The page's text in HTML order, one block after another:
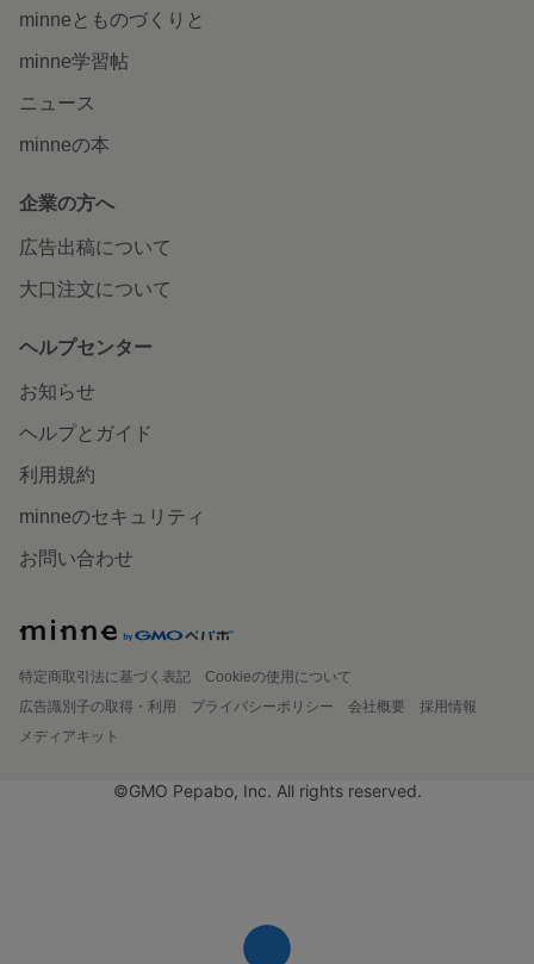
minneとものづくりと
minne学習帖
ニュース
minneの本
企業の方へ
広告出稿について
大口注文について
ヘルプセンター
お知らせ
ヘルプとガイド
利用規約
minneのセキュリティ
お問い合わせ
特定商取引法に基づく表記
Cookieの使用について
広告識別子の取得・利用
プライバシーポリシー 会社概要
採用情報
メディアキット
©GMO Pepabo, Inc. All rights reserved.